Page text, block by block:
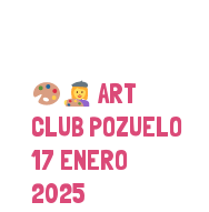
ART
CLUB POZUELO
17 ENERO
2025